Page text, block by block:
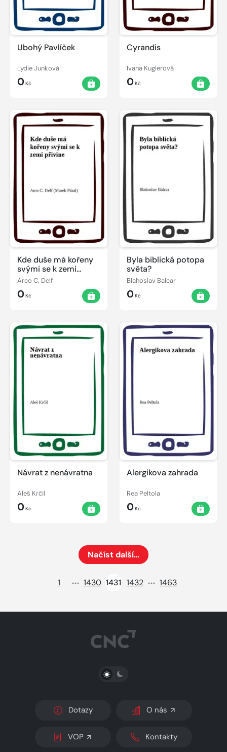
Ubohý Pavlíček
Lydie Junková
0Kč
Cyrandis
Ivana Kuglerová
0Kč
Kde duše má kořeny
svými se k zemi
přivine
Arco C. Delf
0Kč
Byla biblická potopa
světa?
Blahoslav Balcar
0Kč
Návrat z nenávratna
Aleš Krčil
0Kč
Alergikova zahrada
Rea Peltola
0Kč
Načíst další…
1
1430 1431 1432 1463
PŘEPNOUT SVĚTLÝ/TMAVÝ REŽIM
Dotazy O nás
VOP Kontakty